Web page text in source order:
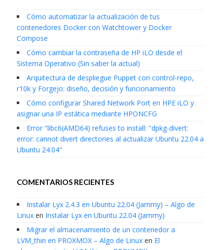
Cómo automatizar la actualización de tus
contenedores Docker con Watchtower y Docker
Compose
Cómo cambiar la contraseña de HP iLO desde el
Sistema Operativo (Sin saber la actual)
Arquitectura de despliegue Puppet con control-repo,
r10k y Forgejo: diseño, decisión y funcionamiento
Cómo configurar Shared Network Port en HPE iLO y
asignar una IP estática mediante HPONCFG
Error "libc6(AMD64) refuses to install: "dpkg-divert:
error: cannot divert directories al actualizar Ubuntu 22.04 a
Ubuntu 24.04"
COMENTARIOS RECIENTES
Instalar Lyx 2.4.3 en Ubuntu 22.04 (Jammy) – Algo de
Linuxen Instalar Lyx en Ubuntu 22.04 (Jammy)
Migrar el almacenamiento de un contenedor a
LVM_thin en PROXMOX – Algo de Linuxen El